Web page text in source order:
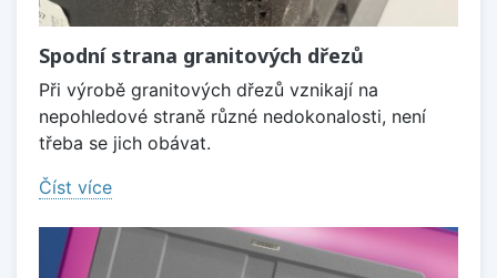
Spodní strana granitových dřezů
Při výrobě granitových dřezů vznikají na
nepohledové straně různé nedokonalosti, není
třeba se jich obávat.
Číst více